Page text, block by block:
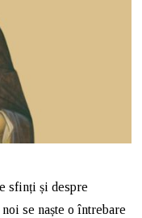
sfinți și despre
se naște o întrebare